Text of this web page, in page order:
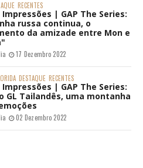
RECENTES
| GAP The Series:
russa continua, o
da amizade entre Mon e
17 Dezembro 2022
DESTAQUE RECENTES
| GAP The Series:
GL Tailandês, uma montanha
02 Dezembro 2022